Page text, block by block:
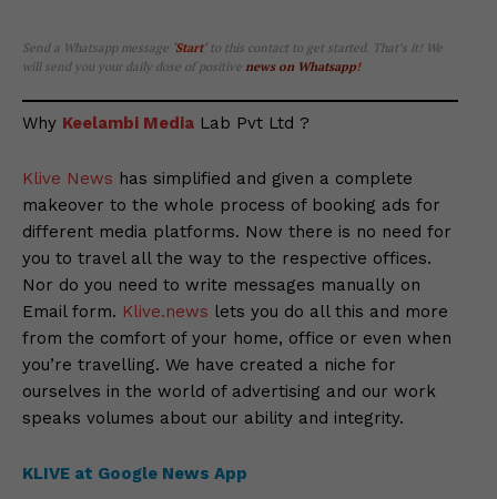
Send a Whatsapp message Start‘ to this contact to get started. That’s it! We
will send you your daily dose of positive news on Whatsapp!
Why Keelambi Media Lab Pvt Ltd ?
Klive News has simplified and given a complete
makeover to the whole process of booking ads for
different media platforms. Now there is no need for
you to travel all the way to the respective offices.
Nor do you need to write messages manually on
Email form. Klive.news lets you do all this and more
from the comfort of your home, office or even when
you’re travelling. We have created a niche for
ourselves in the world of advertising and our work
speaks volumes about our ability and integrity.
KLIVE at Google News App